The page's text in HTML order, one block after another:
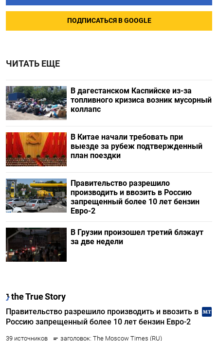
ПОДПИСАТЬСЯ В GOOGLE
ЧИТАТЬ ЕЩЕ
В дагестанском Каспийске из-за
топливного кризиса возник мусорный
коллапс
В Китае начали требовать при
выезде за рубеж подтвержденный
план поездки
Правительство разрешило
производить и ввозить в Россию
запрещенный более 10 лет бензин
Евро-2
В Грузии произошел третий блэкаут
за две недели